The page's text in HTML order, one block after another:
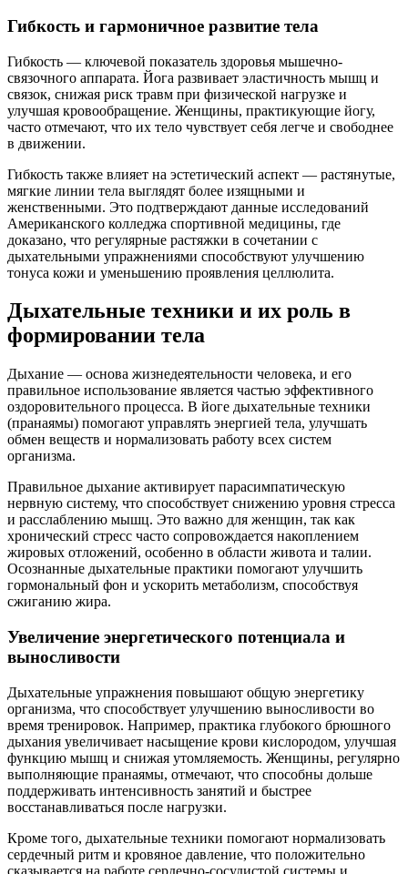
Гибкость и гармоничное развитие тела
Гибкость — ключевой показатель здоровья мышечно-
связочного аппарата. Йога развивает эластичность мышц и
связок, снижая риск травм при физической нагрузке и
улучшая кровообращение. Женщины, практикующие йогу,
часто отмечают, что их тело чувствует себя легче и свободнее
в движении.
Гибкость также влияет на эстетический аспект — растянутые,
мягкие линии тела выглядят более изящными и
женственными. Это подтверждают данные исследований
Американского колледжа спортивной медицины, где
доказано, что регулярные растяжки в сочетании с
дыхательными упражнениями способствуют улучшению
тонуса кожи и уменьшению проявления целлюлита.
Дыхательные техники и их роль в
формировании тела
Дыхание — основа жизнедеятельности человека, и его
правильное использование является частью эффективного
оздоровительного процесса. В йоге дыхательные техники
(пранаямы) помогают управлять энергией тела, улучшать
обмен веществ и нормализовать работу всех систем
организма.
Правильное дыхание активирует парасимпатическую
нервную систему, что способствует снижению уровня стресса
и расслаблению мышц. Это важно для женщин, так как
хронический стресс часто сопровождается накоплением
жировых отложений, особенно в области живота и талии.
Осознанные дыхательные практики помогают улучшить
гормональный фон и ускорить метаболизм, способствуя
сжиганию жира.
Увеличение энергетического потенциала и
выносливости
Дыхательные упражнения повышают общую энергетику
организма, что способствует улучшению выносливости во
время тренировок. Например, практика глубокого брюшного
дыхания увеличивает насыщение крови кислородом, улучшая
функцию мышц и снижая утомляемость. Женщины, регулярно
выполняющие пранаямы, отмечают, что способны дольше
поддерживать интенсивность занятий и быстрее
восстанавливаться после нагрузки.
Кроме того, дыхательные техники помогают нормализовать
сердечный ритм и кровяное давление, что положительно
сказывается на работе сердечно-сосудистой системы и